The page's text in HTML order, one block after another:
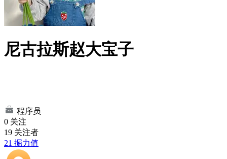
尼古拉斯赵大宝子
程序员
0 关注
19 关注者
21 掘力值